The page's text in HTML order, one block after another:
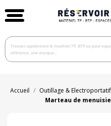
Accueil Outillage & Electroportatif
Marteau de